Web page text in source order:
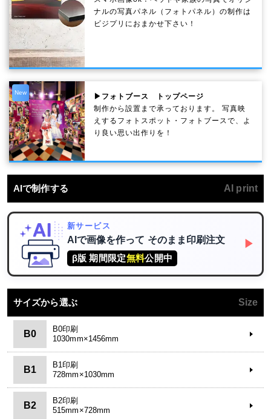
ナルの写真パネル（フォトパネル）の制作は
ビジプリにおまかせ下さい！
New
▶フォトブース トップページ
制作から設置まで承っております。 写真映
えするフォトスポット・フォトブースで、よ
り良い思い出作りを！
AIで制作する AI print
新サービス
AIで画像を作って そのまま印刷注文
β版 期間限定無料公開中
▶
サイズから選ぶ Size
B0
B0印刷
1030mm×1456mm
B1
B1印刷
728mm×1030mm
B2
B2印刷
515mm×728mm